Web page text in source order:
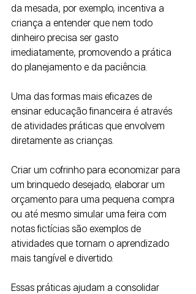
da mesada, por exemplo, incentiva a
criança a entender que nem todo
dinheiro precisa ser gasto
imediatamente, promovendo a prática
do planejamento e da paciência.
Uma das formas mais eficazes de
ensinar educação financeira é através
de atividades práticas que envolvem
diretamente as crianças.
Criar um cofrinho para economizar para
um brinquedo desejado, elaborar um
orçamento para uma pequena compra
ou até mesmo simular uma feira com
notas fictícias são exemplos de
atividades que tornam o aprendizado
mais tangível e divertido.
Essas práticas ajudam a consolidar